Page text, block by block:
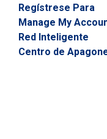
Regístrese Para
Manage My
Red Inteligente
Centro de